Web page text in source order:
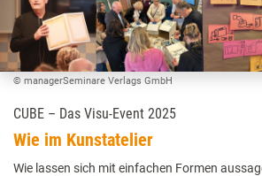
© managerSeminare Verlags GmbH
CUBE – Das Visu-Event 2025
Wie im Kunstatelier
Wie lassen sich mit einfachen Formen